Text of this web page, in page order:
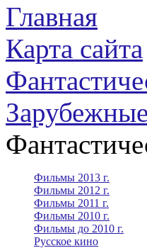
Главная
Карта сайта
Фильмы 2013 г.
Фильмы 2012 г.
Фильмы 2011 г.
Фильмы 2010 г.
Фильмы до 2010 г.
Русское кино